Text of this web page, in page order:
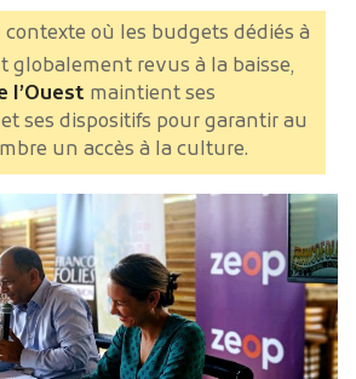
contexte où les budgets dédiés à
globalement revus à la baisse,
l’Ouest maintient ses
ses dispositifs pour garantir au
un accès à la culture.